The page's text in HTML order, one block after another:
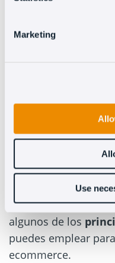
Marketing
Use
alternativas más,
Formatos
Para que puedas ir
marketing en este
algunos de los
puedes emplear
ecommerce.